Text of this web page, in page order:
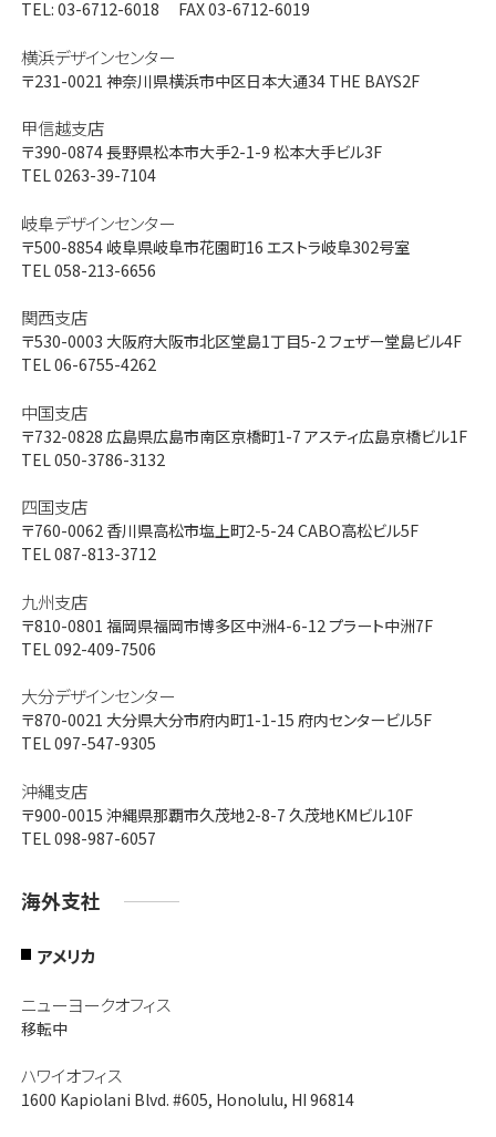
TEL: 03-6712-6018 FAX 03-6712-6019
横浜デザインセンター
〒231-0021 神奈川県横浜市中区日本大通34 THE BAYS2F
甲信越支店
〒390-0874長野県松本市大手2-1-9 松本大手ビル3F
TEL 0263-39-7104
岐阜デザインセンター
〒500-8854岐阜県岐阜市花園町16 エストラ岐阜302号室
TEL 058-213-6656
関西支店
〒530-0003 大阪府大阪市北区堂島1丁目5-2 フェザー堂島ビル4F
TEL 06-6755-4262
中国支店
〒732-0828 広島県広島市南区京橋町1-7 アスティ広島京橋ビル1F
TEL 050-3786-3132
四国支店
〒760-0062香川県高松市塩上町2-5-24 CABO高松ビル5F
TEL 087-813-3712
九州支店
〒810-0801 福岡県福岡市博多区中洲4-6-12 プラート中洲7F
TEL 092-409-7506
大分デザインセンター
〒870-0021 大分県大分市府内町1-1-15 府内センタービル5F
TEL 097-547-9305
沖縄支店
〒900-0015 沖縄県那覇市久茂地2-8-7 久茂地KMビル10F
TEL 098-987-6057
海外支社
アメリカ
ニューヨークオフィス
移転中
ハワイオフィス
1600 Kapiolani Blvd. #605, Honolulu, HI 96814